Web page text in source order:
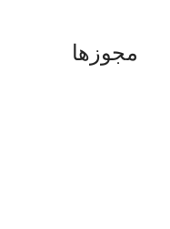
مجوزها